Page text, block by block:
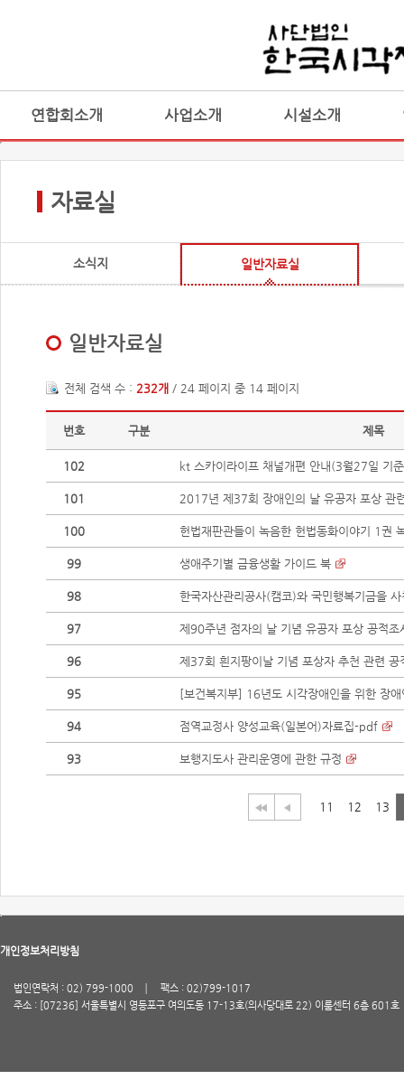
연합회소개 사업소개 시설소개
자료실
소식지 일반자료실
일반자료실
전체 검색 수 : 232개 / 24 페이지 중 14 페이지
번호 구분 제목
102 kt 스카이라이프 채널개편 안내(3월27일 기
101 2017년 제37회 장애인의 날 유공자 포상 관
100 헌법재판관들이 녹음한 헌법동화이야기 1권
99 생애주기별 금융생활 가이드 북
98 한국자산관리공사(캠코)와 국민행복기금을
97 제90주년 점자의 날 기념 유공자 포상 공적조
96 제37회 흰지팡이날 기념 포상자 추천 관련 공
95 [보건복지부] 16년도 시각장애인을 위한 장애
94 점역교정사 양성교육(일본어)자료집-pdf
93 보행지도사 관리운영에 관한 규정
11 12 13
개인정보처리방침
법인연락처 : 02) 799-1000
팩스 : 02)799-1017
주소 : [07236] 서울특별시 영등포구 여의도동 17-13호(의사당대로 22) 이룸센터 6층 601호